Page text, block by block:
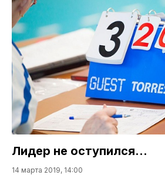
Лидер не оступился...
14 марта 2019, 14:00